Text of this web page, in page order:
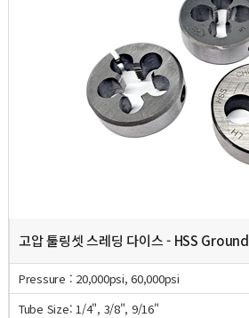
고압 툴링셋 스레딩 다이스 - HSS
Pressure : 20,000psi, 60,000psi
Tube Size: 1/4", 3/8", 9/16"